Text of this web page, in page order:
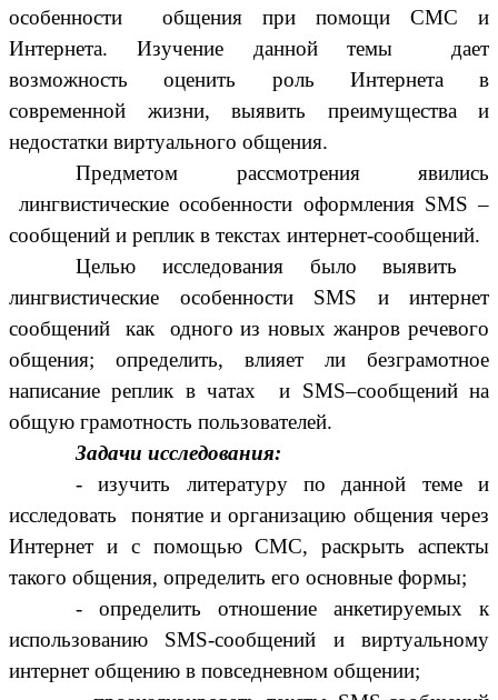
особенности общения при помощи СМС и
Интернета. Изучение данной темы дает
возможность оценить роль Интернета в
современной жизни, выявить преимущества и
недостатки виртуального общения.
Предметом рассмотрения явились
лингвистические особенности оформления SMS –
сообщений и реплик в текстах интернет-сообщений.
Целью исследования было выявить
лингвистические особенности SMS и интернет
сообщений как одного из новых жанров речевого
общения; определить, влияет ли безграмотное
написание реплик в чатах и SMS–сообщений на
общую грамотность пользователей.
Задачи исследования:
- изучить литературу по данной теме и
исследовать понятие и организацию общения через
Интернет и с помощью СМС, раскрыть аспекты
такого общения, определить его основные формы;
- определить отношение анкетируемых к
использованию SMS-сообщений и виртуальному
интернет общению в повседневном общении;